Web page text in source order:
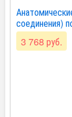
соединения)
3 768 руб.